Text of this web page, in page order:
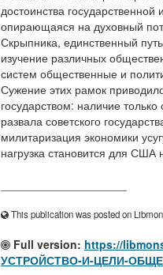
достоинства
опирающаяся на духовный
Скрыпника, единственный
изучение различных
систем общественные и
Сужение этих рамок
государством: наличие
развала советского
милитаризация экономики
нагрузка становится для
This publication was posted on
Full version: https://
УСТРОЙСТВО-И-ЦЕЛИ-